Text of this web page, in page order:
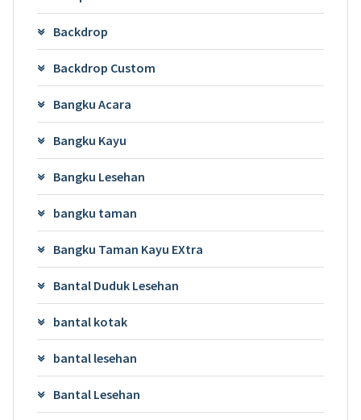
Backdrop
Backdrop Custom
Bangku Acara
Bangku Kayu
Bangku Lesehan
bangku taman
Bangku Taman Kayu EXtra
Bantal Duduk Lesehan
bantal kotak
bantal lesehan
Bantal Lesehan